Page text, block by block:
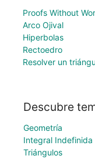
Proofs Without
Arco Ojival
Hiperbolas
Rectoedro
Resolver un
Descubre
Geometría
Integral Indefinida
Triángulos